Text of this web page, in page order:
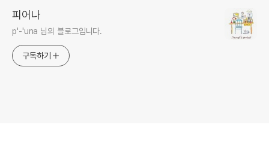
피어나
p'-'una 님의 블로그입니다.
구독하기